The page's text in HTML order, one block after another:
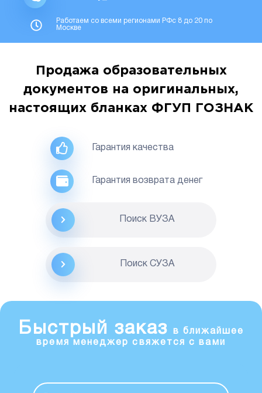
Работаем со всеми регионами РФс 8 до 20 по
Москве
Продажа образовательных
документов на оригинальных,
настоящих бланках ФГУП ГОЗНАК
Гарантия качества
Гарантия возврата денег
Поиск ВУЗА
Поиск CУЗА
Быстрый заказ
в ближайшее
время менеджер свяжется с вами